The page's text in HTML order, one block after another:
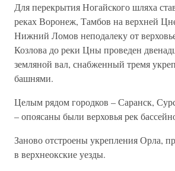
Для перекрытия Ногайского шляха
реках Воронеж, Тамбов на верхней
Нижний Ломов неподалеку от
Козлова до реки Цны проведен
земляной вал, снабженный тремя
башнями.
Целым рядом городков – Саранск,
– опоясаны были верховья рек
Заново отстроены укрепления Орла,
в верхнеокские уезды.